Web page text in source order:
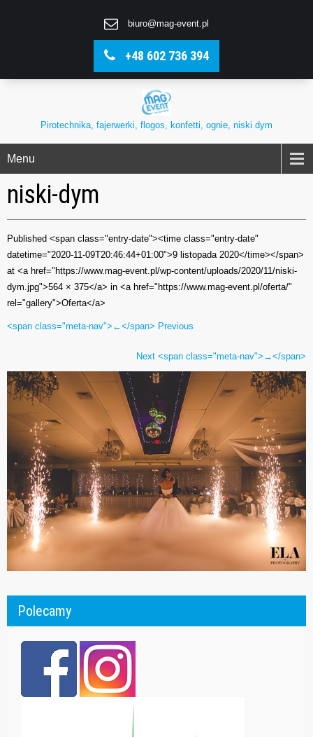
biuro@mag-event.pl
+48 602 736 394
Pirotechnika, fajerwerki, flogos, konfetti, ognie, niski dym
Menu
niski-dym
Published <span class="entry-date"><time class="entry-date"
datetime="2020-11-09T20:46:44+01:00">9 listopada 2020</time></span>
at <a href="https://www.mag-event.pl/wp-content/uploads/2020/11/niski-
dym.jpg">564 × 375</a> in <a href="https://www.mag-event.pl/oferta/"
rel="gallery">Oferta</a>
<span class="meta-nav">←</span> Previous
Next <span class="meta-nav">→</span>
Polecamy